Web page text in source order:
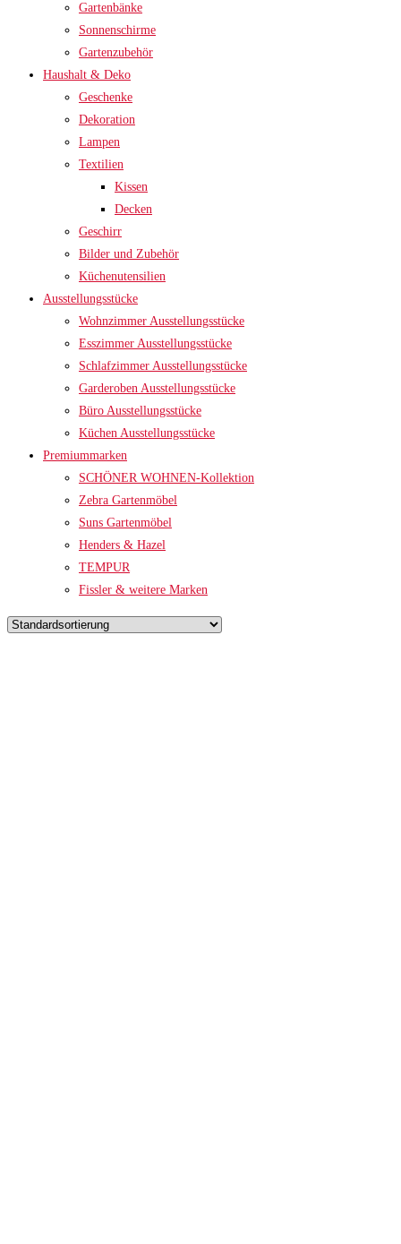
Gartenbänke
Sonnenschirme
Gartenzubehör
Haushalt & Deko
Geschenke
Dekoration
Lampen
Textilien
Kissen
Decken
Geschirr
Bilder und Zubehör
Küchenutensilien
Ausstellungsstücke
Wohnzimmer Ausstellungsstücke
Esszimmer Ausstellungsstücke
Schlafzimmer Ausstellungsstücke
Garderoben Ausstellungsstücke
Büro Ausstellungsstücke
Küchen Ausstellungsstücke
Premiummarken
SCHÖNER WOHNEN-Kollektion
Zebra Gartenmöbel
Suns Gartenmöbel
Henders & Hazel
TEMPUR
Fissler & weitere Marken